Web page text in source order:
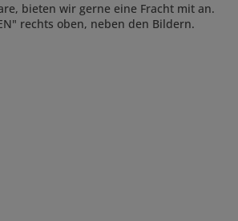
bieten wir gerne eine Fracht mit an.
rechts oben, neben den Bildern.